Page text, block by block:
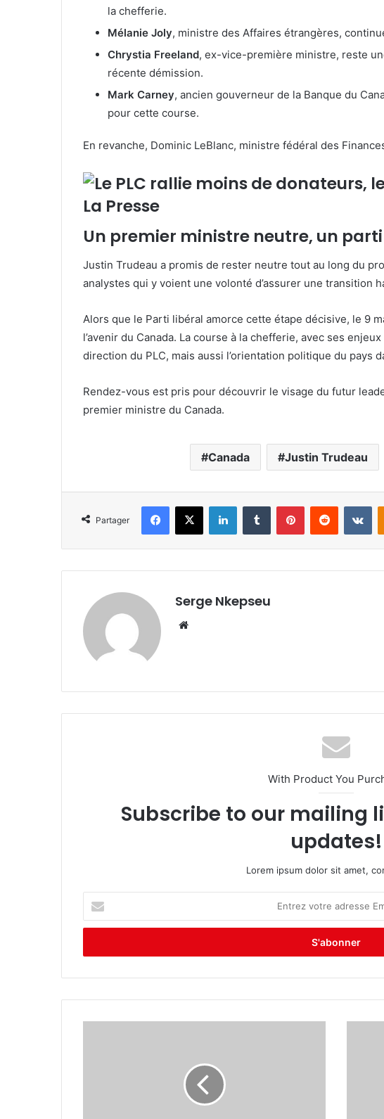
la chefferie.
Mélanie Joly, ministre des Affaires étrangères,
Chrystia Freeland, ex-vice-première ministre, reste
récente démission.
Mark Carney, ancien gouverneur de la Banque du
pour cette course.
En revanche, Dominic LeBlanc, ministre fédéral des
Un premier ministre neutre, un
Justin Trudeau a promis de rester neutre tout au long du
analystes qui y voient une volonté d’assurer une transition
Alors que le Parti libéral amorce cette étape décisive, le 9
l’avenir du Canada. La course à la chefferie, avec ses
direction du PLC, mais aussi l’orientation politique du pays
Rendez-vous est pris pour découvrir le visage du futur
premier ministre du Canada.
Canada Justin Trudeau
Partager
Serge Nkepseu
With Product You
Subscribe to our mailing
updates!
Lorem ipsum dolor sit amet,
t
e
o